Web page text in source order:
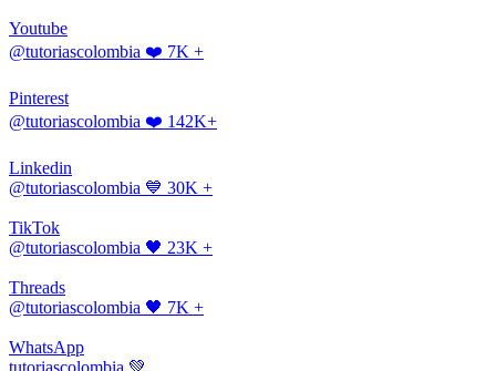
Youtube
@tutoriascolombia ❤️ 7K +
Pinterest
@tutoriascolombia ❤️ 142K+
Linkedin
@tutoriascolombia 💙 30K +
TikTok
@tutoriascolombia 🖤 23K +
Threads
@tutoriascolombia 🖤 7K +
WhatsApp
tutoriascolombia 💚